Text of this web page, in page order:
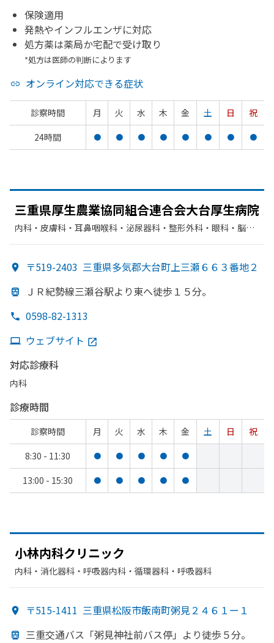
保険適用
発熱やインフルエンザに対応
処方薬は薬局か宅配で受け取り
*処方は医師の判断によります
オンライン対応できる症状
診察時間 月 火 水 木 金 土 日
祝
24時間
● ● ● ● ● ● ● ●
三重県厚生農業協同組合連合会大台厚生病院
内科・​皮膚科・​耳鼻咽喉科・​泌尿器科・​整形外科・​眼科・​脳神
〒519-2403 三重県多気郡大台町上三瀬６６３番地２
ＪＲ紀勢線三瀬谷駅より東へ徒歩１５分。
0598-82-1313
ウェブサイト
対応診療科
内科
診療時間
診察時間 月 火 水 木 金 土 日
祝
8:30 - 11:30
● ● ● ● ●
13:00 - 15:30 ● ● ● ● ●
小林内科クリニック
内科・​消化器科・​呼吸器内科・​循環器科・​呼吸器科
〒515-1411 三重県松阪市飯南町粥見２４６１ー１
三重交通バス「粥見神社前バス停」より徒歩５分。